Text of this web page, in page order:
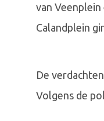
van
Calandplein
De
Volgens de